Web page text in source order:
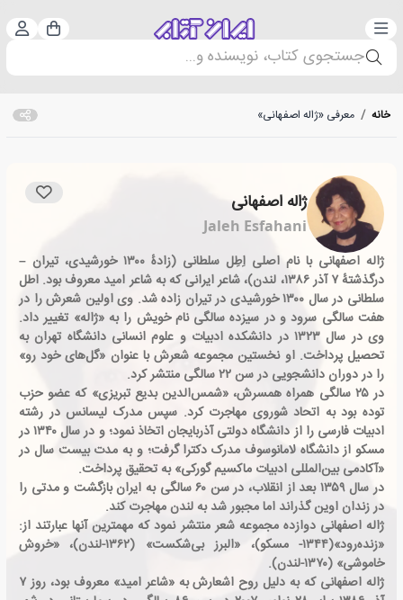
دسته‌بندی سبد
جستجوی کتاب، نویسنده و...
خانه / معرفی «ژاله اصفهانی»
ژاله اصفهانی
Jaleh Esfahani
ژاله اصفهانی با نام اصلی اِطِل سلطانی (زادهٔ ۱۳۰۰ خورشیدی، تیران –
درگذشتهٔ ۷ آذر ۱۳۸۶، لندن)، شاعر ایرانی که به شاعر امید معروف بود. اطل
سلطانی در سال ۱۳۰۰ خورشیدی در تیران زاده شد. وی اولین شعرش را در
هفت سالگی سرود و در سیزده سالگی نام خویش را به «ژاله» تغییر داد.
وی در سال ۱۳۲۳ در دانشکده ادبیات و علوم انسانی دانشگاه تهران به
تحصیل پرداخت. او نخستین مجموعه شعرش با عنوان «گل‌های خود رو»
را در دوران دانشجویی در سن ۲۲ سالگی منتشر کرد.
در ۲۵ سالگی همراه همسرش، «شمس‌الدین بدیع تبریزی» که عضو حزب
توده بود به اتحاد شوروی مهاجرت کرد. سپس مدرک لیسانس در رشته
ادبیات فارسی را از دانشگاه دولتی آذربایجان اتخاذ نمود؛ و در سال ۱۳۴۰ در
مسکو از دانشگاه لامانوسوف مدرک دکترا گرفت؛ و به مدت بیست سال در
«آکادمی بین‌المللی ادبیات ماکسیم گورکی» به تحقیق پرداخت.
در سال ۱۳۵۹ بعد از انقلاب، در سن ۶۰ سالگی به ایران بازگشت و مدتی را
در زندان اوین گذراند اما مجبور شد به لندن مهاجرت کند.
ژاله اصفهانی دوازده مجموعه شعر منتشر نمود که مهمترین آنها عبارتند از:
«زنده‌رود»(۱۳۴۴- مسکو)، «البرز بی‌شکست» (۱۳۶۲-لندن)، «خروش
خاموشی» (۱۳۷۰-لندن).
ژاله اصفهانی که به دلیل روح اشعارش به «شاعر امید» معروف بود، روز ۷